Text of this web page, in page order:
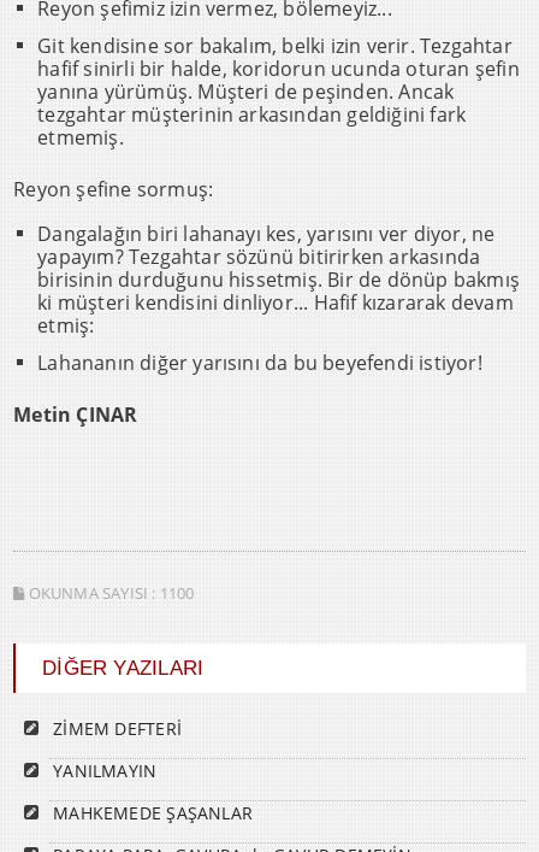
Reyon şefimiz izin vermez, bölemeyiz...
Git kendisine sor bakalım, belki izin verir. Tezgahtar
hafif sinirli bir halde, koridorun ucunda oturan şefin
yanına yürümüş. Müşteri de peşinden. Ancak
tezgahtar müşterinin arkasından geldiğini fark
etmemiş.
Reyon şefine sormuş:
Dangalağın biri lahanayı kes, yarısını ver diyor, ne
yapayım? Tezgahtar sözünü bitirirken arkasında
birisinin durduğunu hissetmiş. Bir de dönüp bakmış
ki müşteri kendisini dinliyor... Hafif kızararak devam
etmiş:
Lahananın diğer yarısını da bu beyefendi istiyor!
Metin ÇINAR
OKUNMA SAYISI : 1100
DİĞER YAZILARI
ZİMEM DEFTERİ
YANILMAYIN
MAHKEMEDE ŞAŞANLAR